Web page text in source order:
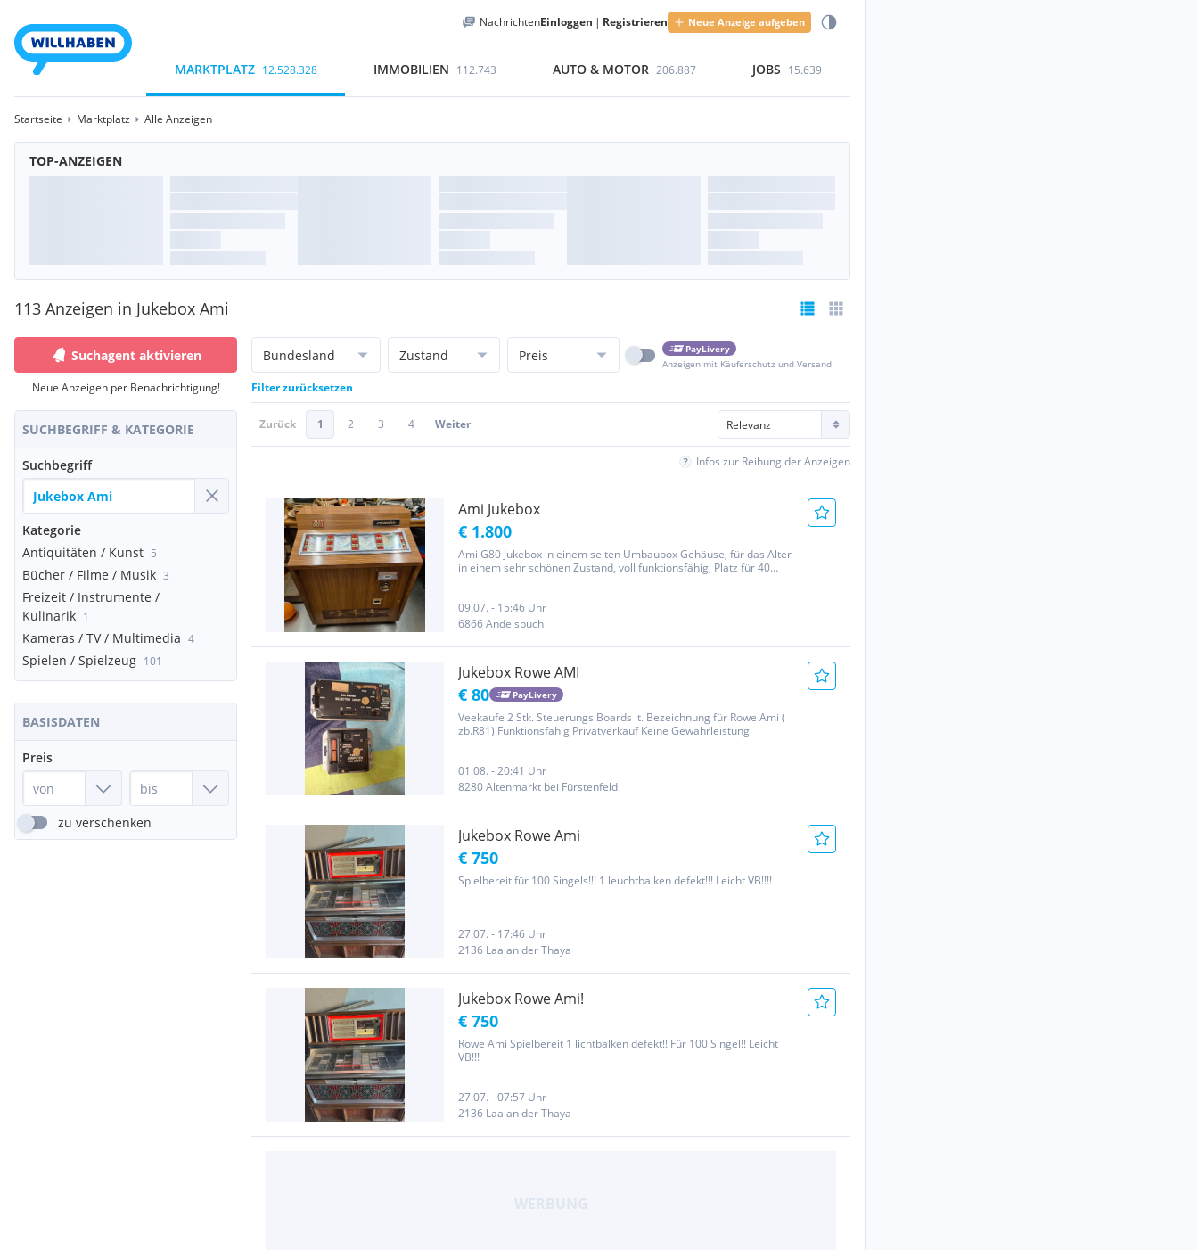
NachrichtenEinloggen | Registrieren Neue Anzeige aufgeben
MARKTPLATZ 12.528.328 IMMOBILIEN 112.743 AUTO & MOTOR 206.887 JOBS 15.639
Startseite Marktplatz Alle Anzeigen
TOP-ANZEIGEN
113 Anzeigen in Jukebox Ami
Suchagent aktivieren
Neue Anzeigen per Benachrichtigung!
SUCHBEGRIFF & KATEGORIE
Suchbegriff
Kategorie
Antiquitäten / Kunst 5
Bücher / Filme / Musik 3
Freizeit / Instrumente /
Kulinarik 1
Kameras / TV / Multimedia 4
Spielen / Spielzeug 101
BASISDATEN
Preis
zu verschenken
Bundesland Zustand Preis
PayLivery
Anzeigen mit Käuferschutz und Versand
Filter zurücksetzen
Zurück 1 2 3 4 Weiter
Infos zur Reihung der Anzeigen
Ami Jukebox
€ 1.800
Ami G80 Jukebox in einem selten Umbaubox Gehäuse, für das Alter
in einem sehr schönen Zustand, voll funktionsfähig, Platz für 40
09.07. - 15:46 Uhr
6866 Andelsbuch
Jukebox Rowe AMI
€ 80 PayLivery
Veekaufe 2 Stk. Steuerungs Boards lt. Bezeichnung für Rowe Ami (
zb.R81) Funktionsfähig Privatverkauf Keine Gewährleistung
01.08. - 20:41 Uhr
8280 Altenmarkt bei Fürstenfeld
Jukebox Rowe Ami
€ 750
Spielbereit für 100 Singels!!! 1 leuchtbalken defekt!!! Leicht VB!!!!
27.07. - 17:46 Uhr
2136 Laa an der Thaya
Jukebox Rowe Ami!
€ 750
Rowe Ami Spielbereit 1 lichtbalken defekt!! Für 100 Singel!! Leicht
VB!!!
27.07. - 07:57 Uhr
2136 Laa an der Thaya